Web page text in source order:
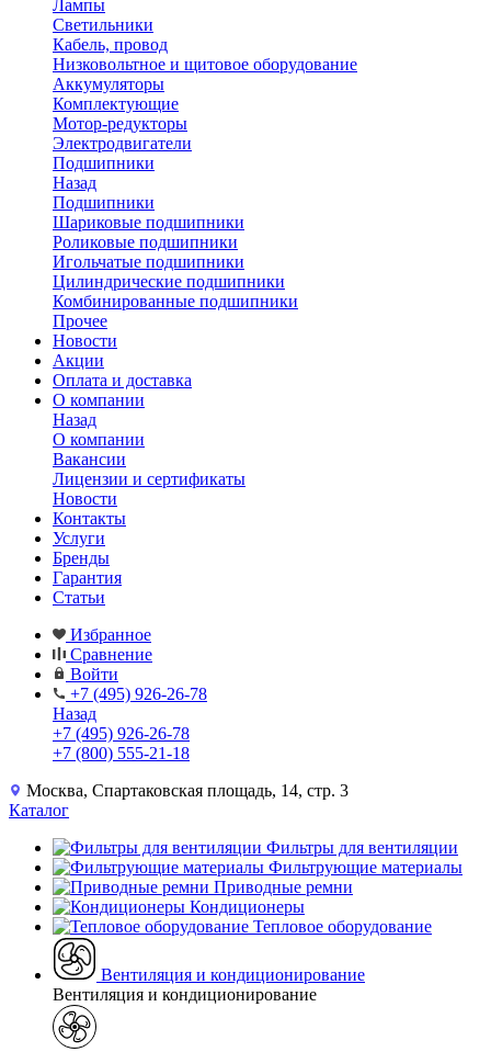
Лампы
Светильники
Кабель, провод
Низковольтное и щитовое оборудование
Аккумуляторы
Комплектующие
Мотор-редукторы
Электродвигатели
Подшипники
Назад
Подшипники
Шариковые подшипники
Роликовые подшипники
Игольчатые подшипники
Цилиндрические подшипники
Комбинированные подшипники
Прочее
Новости
Акции
Оплата и доставка
О компании
Назад
О компании
Вакансии
Лицензии и сертификаты
Новости
Контакты
Услуги
Бренды
Гарантия
Статьи
Избранное
Сравнение
Войти
+7 (495) 926-26-78
Назад
+7 (495) 926-26-78
+7 (800) 555-21-18
Москва, Спартаковская площадь, 14, стр. 3
Каталог
Фильтры для вентиляции
Фильтрующие материалы
Приводные ремни
Кондиционеры
Тепловое оборудование
Вентиляция и кондиционирование
Вентиляция и кондиционирование